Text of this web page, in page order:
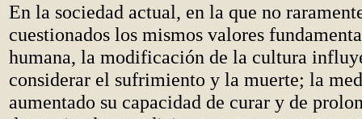
En la sociedad actual, en la que no
cuestionados los mismos valores
humana, la modificación de la cultura
considerar el sufrimiento y la muerte; la
aumentado su capacidad de curar y de